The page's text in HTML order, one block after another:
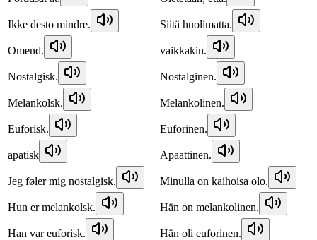
Ikke desto mindre. Siitä huolimatta.
Omend. vaikkakin.
Nostalgisk. Nostalginen.
Melankolsk. Melankolinen.
Euforisk. Euforinen.
apatisk Apaattinen.
Jeg føler mig nostalgisk. Minulla on kaihoisa olo.
Hun er melankolsk. Hän on melankolinen.
Han var euforisk. Hän oli euforinen.